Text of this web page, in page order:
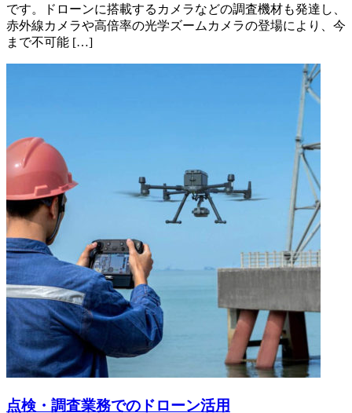
です。ドローンに搭載するカメラなどの調査機材も発達し、
赤外線カメラや高倍率の光学ズームカメラの登場により、今
まで不可能 […]
点検・調査業務でのドローン活用